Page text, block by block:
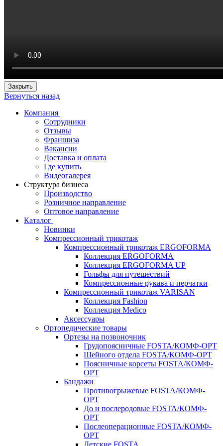
Закрыть
Вернуться назад
Компания
Сотрудники
Отзывы
Франшиза
Вакансии
Доставка и оплата
Где купить
Видеогалерея
Структура бизнеса
Производство
Розничное направление
Оптовое направление
Каталог
Новинки
Компрессионный трикотаж
Компрессионный трикотаж ERGOFORMA
Коллекция ERGOFORMA
Коллекция ERGOFORMA UP
Гольфы для путешествий
Компрессионные рукава и перчатки
Компрессионный трикотаж VARISAN
Коллекция Fashion
Коллекция Medico
Аксессуары
Ортопедические товары
Ортезы на позвоночник
Грудопоясничные FOSTA/КОМФ-ОРТ
Шейного отдела FOSTA/КОМФ-ОРТ
Поясничные корсеты FOSTA/КОМФ-
ОРТ
Бандажи
Противогрыжевые FOSTA/КОМФ-
ОРТ
До и послеродовые FOSTA/КОМФ-
ОРТ
Послеоперационные FOSTA/КОМФ-
ОРТ